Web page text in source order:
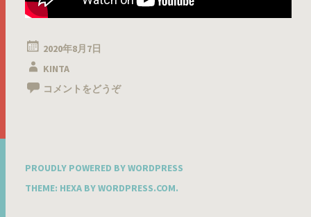
2020年8月7日
KINTA
コメントをどうぞ
PROUDLY POWERED BY WORDPRESS
THEME: HEXA BYWORDPRESS.COM.